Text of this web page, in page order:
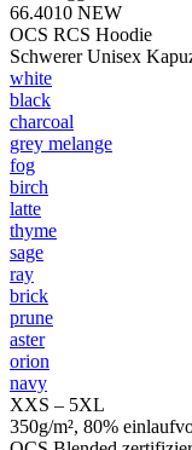
66.4010 NEW
OCS RCS Hoodie
Schwerer Unisex
white
black
charcoal
grey melange
fog
birch
latte
thyme
sage
ray
brick
prune
aster
orion
navy
XXS – 5XL
350g/m², 80%